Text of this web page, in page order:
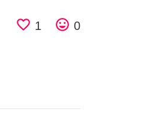
favorite_border 1 tag_faces 0